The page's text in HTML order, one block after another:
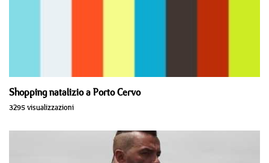
Shopping natalizio a Porto Cervo
3295 visualizzazioni